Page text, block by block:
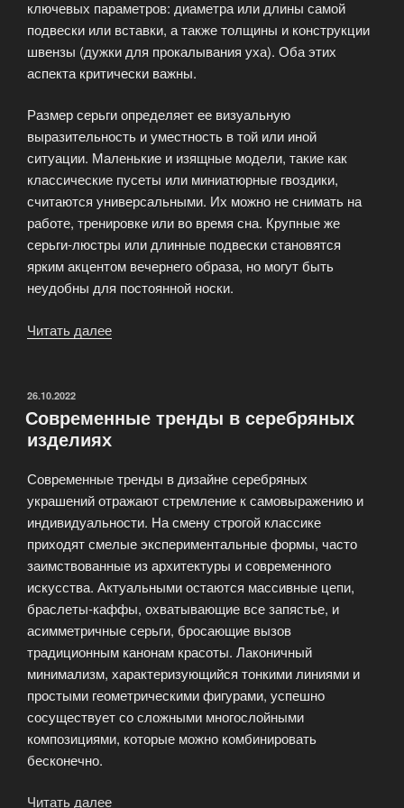
ключевых параметров: диаметра или длины самой
подвески или вставки, а также толщины и конструкции
швензы (дужки для прокалывания уха). Оба этих
аспекта критически важны.
Размер серьги определяет ее визуальную
выразительность и уместность в той или иной
ситуации. Маленькие и изящные модели, такие как
классические пусеты или миниатюрные гвоздики,
считаются универсальными. Их можно не снимать на
работе, тренировке или во время сна. Крупные же
серьги-люстры или длинные подвески становятся
ярким акцентом вечернего образа, но могут быть
неудобны для постоянной носки.
Читать далее
ОПУБЛИКОВАНО
26.10.2022
Современные тренды в серебряных
изделиях
Современные тренды в дизайне серебряных
украшений отражают стремление к самовыражению и
индивидуальности. На смену строгой классике
приходят смелые экспериментальные формы, часто
заимствованные из архитектуры и современного
искусства. Актуальными остаются массивные цепи,
браслеты-каффы, охватывающие все запястье, и
асимметричные серьги, бросающие вызов
традиционным канонам красоты. Лаконичный
минимализм, характеризующийся тонкими линиями и
простыми геометрическими фигурами, успешно
сосуществует со сложными многослойными
композициями, которые можно комбинировать
бесконечно.
Читать далее